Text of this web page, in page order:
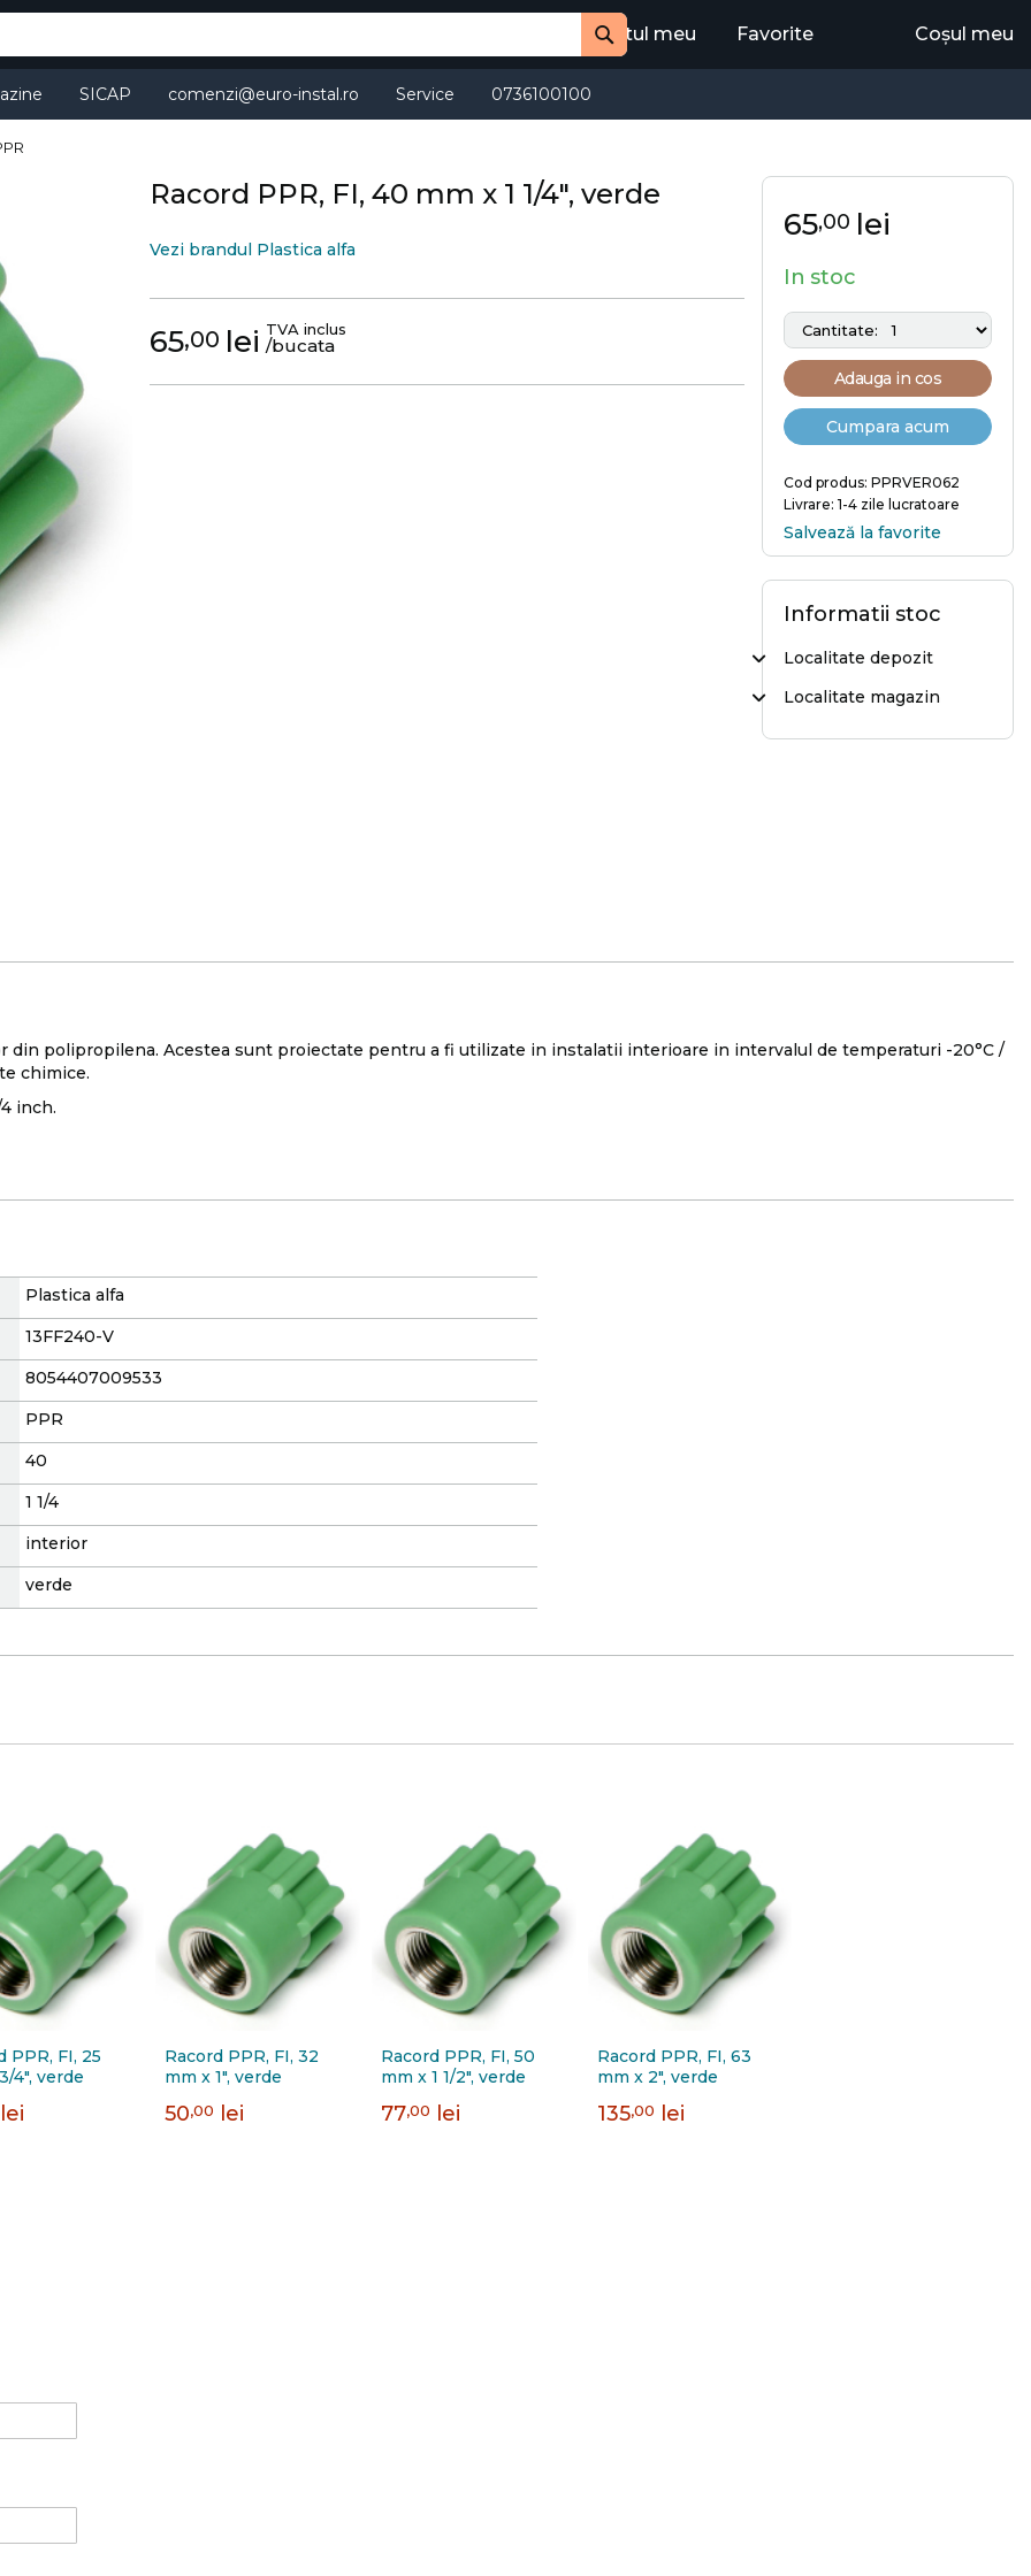
Cauta
Contul meu Favorite Coșul meu
SICAP comenzi@euro-instal.ro Service 0736100100
Racord PPR, FI, 40 mm x 1 1/4", verde
Vezi brandul Plastica alfa
65,00 lei TVA inclus
/bucata
65,00 lei
In stoc
Adauga in cos
Cumpara acum
Cod produs: PPRVER062
Livrare: 1-4 zile lucratoare
Salvează la favorite
Informatii stoc
Localitate depozit
Localitate magazin
polipropilena. Acestea sunt proiectate pentru a fi utilizate in instalatii interioare in intervalul de temperaturi -20°C /
chimice.
inch.
Plastica alfa
13FF240-V
8054407009533
PPR
40
1 1/4
interior
verde
PPR, FI, 25
4", verde
lei
Racord PPR, FI, 32
mm x 1", verde
50,00 lei
Racord PPR, FI, 50
mm x 1 1/2", verde
77,00 lei
Racord PPR, FI, 63
mm x 2", verde
135,00 lei